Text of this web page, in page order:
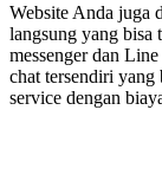
Website Anda juga
langsung yang bisa
messenger dan
chat tersendiri yang
service dengan